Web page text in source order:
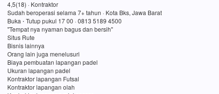
4,5(18) · Kontraktor
Sudah beroperasi selama 7+ tahun · Kota Bks, Jawa Barat
Buka ⋅ Tutup pukul 17 00 · 0813 5189 4500
"Tempat nya nyaman bagus dan bersih"
Situs Rute
Bisnis lainnya
Orang lain juga menelusuri
Biaya pembuatan lapangan padel
Ukuran lapangan padel
Kontraktor lapangan Futsal
Kontraktor lapangan olah